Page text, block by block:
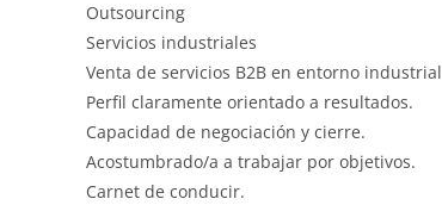
Outsourcing
Servicios industriales
Venta de servicios B2B en entorno industrial
Perfil claramente orientado a resultados.
Capacidad de negociación y cierre.
Acostumbrado/a a trabajar por objetivos.
Carnet de conducir.